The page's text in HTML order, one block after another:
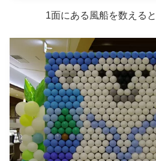
1面にある風船を数える